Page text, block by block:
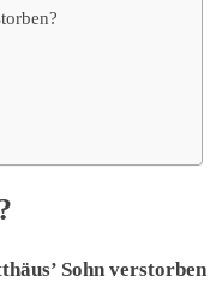
Sohn verstorben